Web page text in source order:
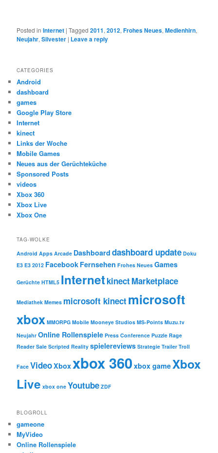
Posted in Internet |Tagged 2011,2012,Frohes Neues,Medienhirn,
Neujahr,Silvester | Leave a reply
CATEGORIES
Android
dashboard
games
Google Play Store
Internet
kinect
Links der Woche
Mobile Games
Neues aus der Gerüchteküche
Sponsored Posts
videos
Xbox 360
Xbox Live
Xbox One
TAG-WOLKE
Android Apps Arcade Dashboard dashboard update Doku
E3 E3 2012 Facebook Fernsehen Frohes Neues Games
Gerüchte HTML5 InternetkinectMarketplace
Mediathek Memes microsoft kinectmicrosoft
xbox MMORPG Mobile Mooneye Studios MS-Points Muzu.tv
Neujahr Online Rollenspiele Press Conference Puzzle Rage
Reader Sale Scripted Reality spielereviews Strategie Trailer Troll
Face VideoXboxxbox 360xbox gameXbox
Live xbox one Youtube ZDF
BLOGROLL
gameone
MyVideo
Online Rollenspiele